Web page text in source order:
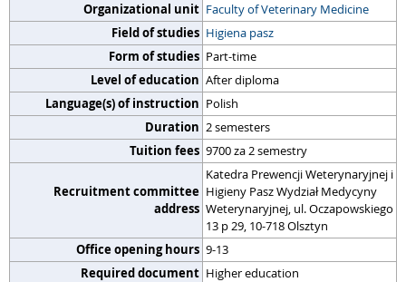
Organizational unit Faculty of Veterinary Medicine
Field of studies Higiena pasz
Form of studies Part-time
Level of education After diploma
Language(s) of instruction Polish
Duration 2 semesters
Tuition fees 9700 za 2 semestry
Recruitment committee
address
Katedra Prewencji Weterynaryjnej i
Higieny Pasz Wydział Medycyny
Weterynaryjnej, ul. Oczapowskiego
13 p 29, 10-718 Olsztyn
Office opening hours 9-13
Required document Higher education